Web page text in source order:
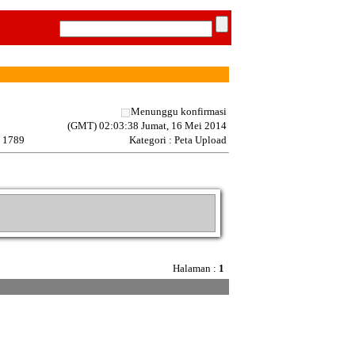
Menunggu konfirmasi
(GMT) 02:03:38 Jumat, 16 Mei 2014
Kategori : Peta Upload
Halaman : 1